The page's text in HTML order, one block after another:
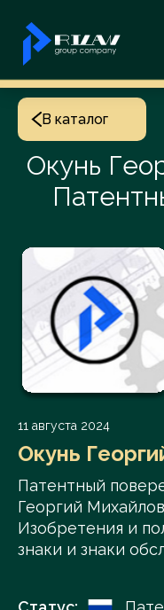
В каталог
Окунь
11 августа 2024
Окунь
Патентный
Георгий
Изобретения и
знаки и знаки